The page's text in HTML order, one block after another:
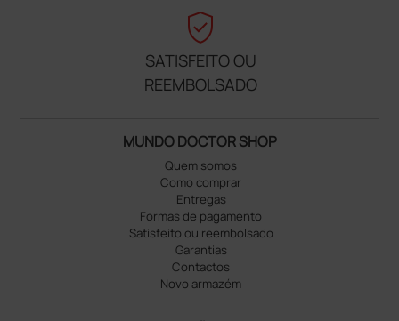
verified_user
SATISFEITO OU
REEMBOLSADO
MUNDO DOCTOR SHOP
Quem somos
Como comprar
Entregas
Formas de pagamento
Satisfeito ou reembolsado
Garantias
Contactos
Novo armazém